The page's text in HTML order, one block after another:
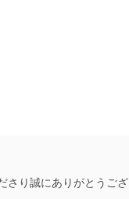
さり誠にありがとうござ